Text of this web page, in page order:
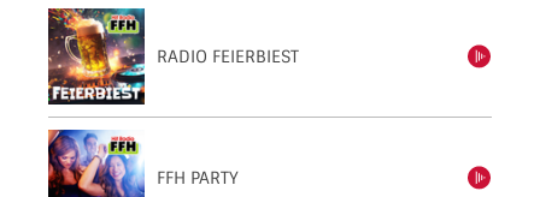
RADIO FEIERBIEST
FFH PARTY